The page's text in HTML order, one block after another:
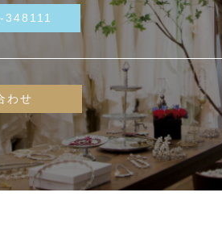
348111
わせ